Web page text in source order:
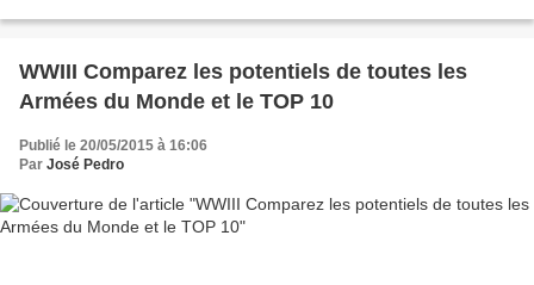
WWIII Comparez les potentiels de toutes les
Armées du Monde et le TOP 10
Publié le 20/05/2015 à 16:06
Par José Pedro